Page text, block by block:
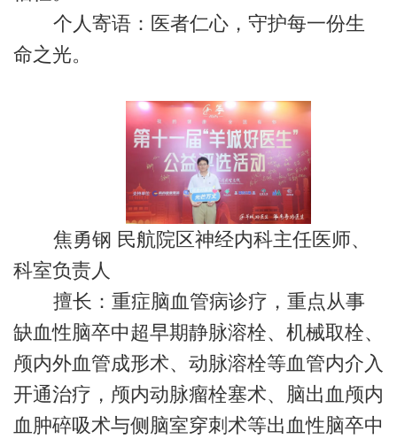
个人寄语：医者仁心，守护每一份生
命之光。
焦勇钢 民航院区神经内科主任医师、
科室负责人
擅长：重症脑血管病诊疗，重点从事
缺血性脑卒中超早期静脉溶栓、机械取栓、
颅内外血管成形术、动脉溶栓等血管内介入
开通治疗，颅内动脉瘤栓塞术、脑出血颅内
血肿碎吸术与侧脑室穿刺术等出血性脑卒中